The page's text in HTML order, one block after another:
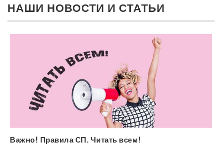
НАШИ НОВОСТИ И СТАТЬИ
Важно! Правила СП. Читать всем!